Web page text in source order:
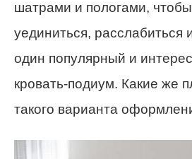
шатрами и пологами,
уединиться, расслабиться
один популярный и
кровать-подиум. Какие же
такого варианта